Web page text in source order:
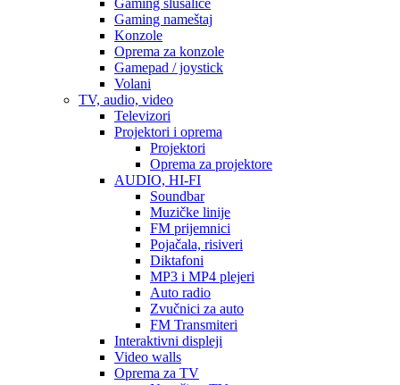
Gaming slušalice
Gaming nameštaj
Konzole
Oprema za konzole
Gamepad / joystick
Volani
TV, audio, video
Televizori
Projektori i oprema
Projektori
Oprema za projektore
AUDIO, HI-FI
Soundbar
Muzičke linije
FM prijemnici
Pojačala, risiveri
Diktafoni
MP3 i MP4 plejeri
Auto radio
Zvučnici za auto
FM Transmiteri
Interaktivni displeji
Video walls
Oprema za TV